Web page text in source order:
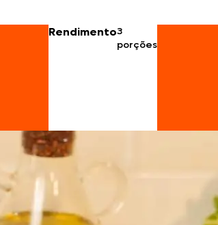
Rendimento3
porções